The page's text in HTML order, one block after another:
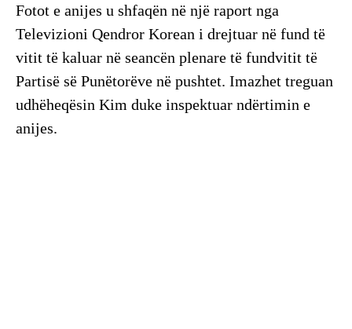
Fotot e anijes u shfaqën në një raport nga
Televizioni Qendror Korean i drejtuar në fund të
vitit të kaluar në seancën plenare të fundvitit të
Partisë së Punëtorëve në pushtet. Imazhet treguan
udhëheqësin Kim duke inspektuar ndërtimin e
anijes.